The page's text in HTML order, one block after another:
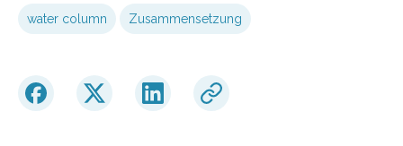
water column Zusammensetzung